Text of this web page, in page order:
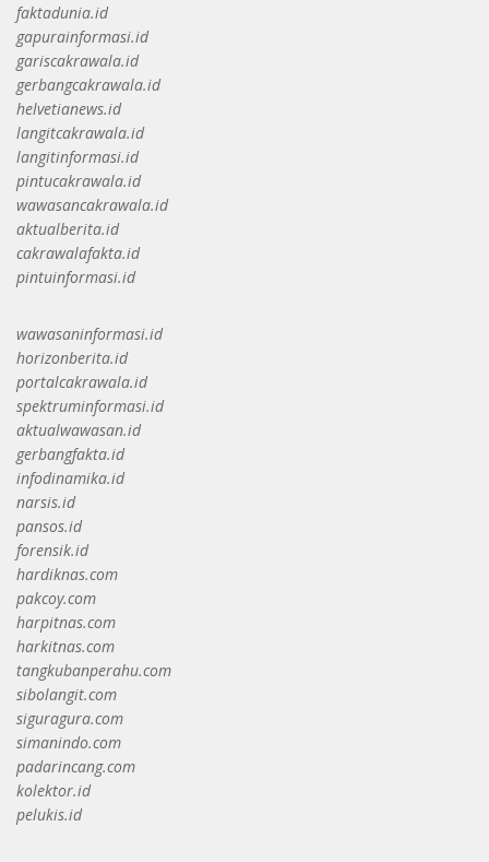
faktadunia.id
gapurainformasi.id
gariscakrawala.id
gerbangcakrawala.id
helvetianews.id
langitcakrawala.id
langitinformasi.id
pintucakrawala.id
wawasancakrawala.id
aktualberita.id
cakrawalafakta.id
pintuinformasi.id
wawasaninformasi.id
horizonberita.id
portalcakrawala.id
spektruminformasi.id
aktualwawasan.id
gerbangfakta.id
infodinamika.id
narsis.id
pansos.id
forensik.id
hardiknas.com
pakcoy.com
harpitnas.com
harkitnas.com
tangkubanperahu.com
sibolangit.com
siguragura.com
simanindo.com
padarincang.com
kolektor.id
pelukis.id